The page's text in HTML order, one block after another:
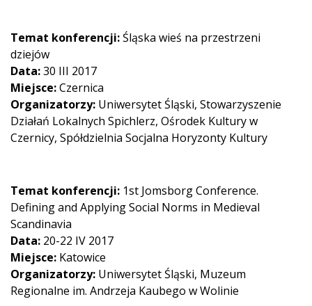
Temat konferencji:Śląska wieś na przestrzeni
dziejów
Data:30 III 2017
Miejsce:Czernica
Organizatorzy: Uniwersytet Śląski, Stowarzyszenie
Działań Lokalnych Spichlerz, Ośrodek Kultury w
Czernicy, Spółdzielnia Socjalna Horyzonty Kultury
Temat konferencji: 1st Jomsborg Conference.
Defining and Applying Social Norms in Medieval
Scandinavia
Data: 20-22 IV 2017
Miejsce: Katowice
Organizatorzy: Uniwersytet Śląski, Muzeum
Regionalne im. Andrzeja Kaubego w Wolinie